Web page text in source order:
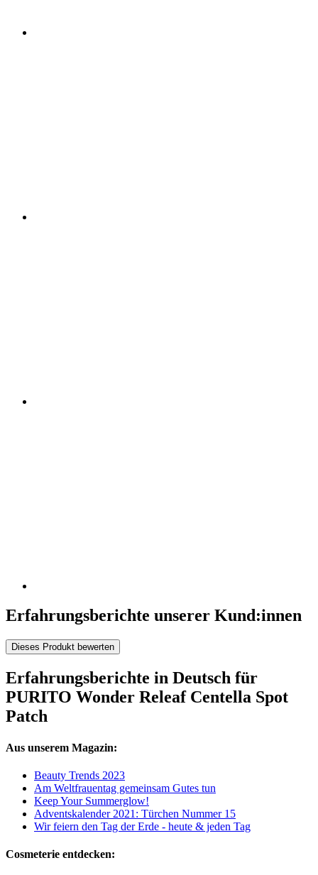
Erfahrungsberichte unserer Kund:innen
Dieses Produkt bewerten
Erfahrungsberichte in Deutsch für
PURITO Wonder Releaf Centella Spot
Patch
Aus unserem Magazin:
Beauty Trends 2023
Am Weltfrauentag gemeinsam Gutes tun
Keep Your Summerglow!
Adventskalender 2021: Türchen Nummer 15
Wir feiern den Tag der Erde - heute & jeden Tag
Cosmeterie entdecken: